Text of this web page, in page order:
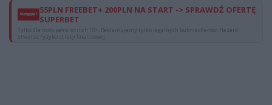
55PLN FREEBET+ 200PLN NA START -> SPRAWDŹ OFERTĘ
SUPERBET
Tylko dla osób pełnoletnich 18+. Reklamujemy tylko legalnych bukmacherów. Hazard
stwarza ryzyko straty finansowej.